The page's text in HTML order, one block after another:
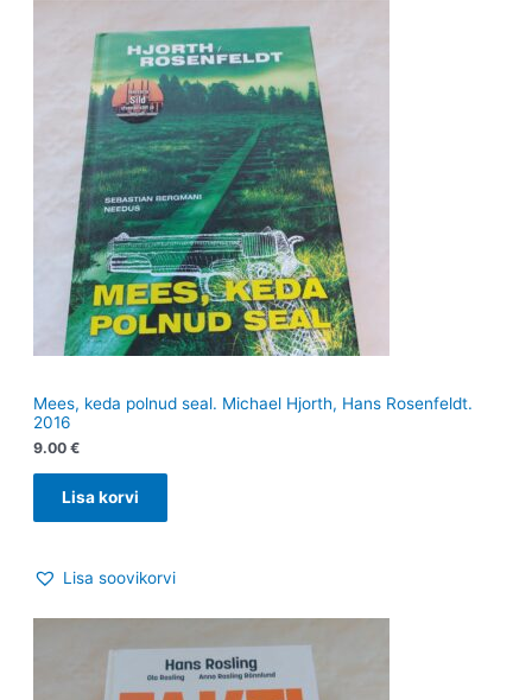
Mees, keda polnud seal. Michael Hjorth, Hans Rosenfeldt.
2016
9.00 €
Lisa korvi
Lisa soovikorvi